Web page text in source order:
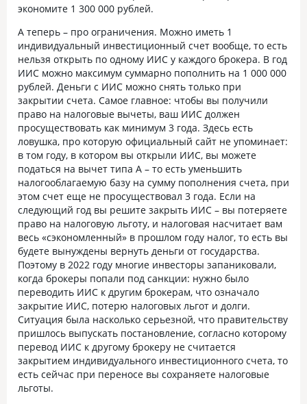
экономите 1 300 000 рублей.
А теперь – про ограничения. Можно иметь 1
индивидуальный инвестиционный счет вообще, то есть
нельзя открыть по одному ИИС у каждого брокера. В год
ИИС можно максимум суммарно пополнить на 1 000 000
рублей. Деньги с ИИС можно снять только при
закрытии счета. Самое главное: чтобы вы получили
право на налоговые вычеты, ваш ИИС должен
просуществовать как минимум 3 года. Здесь есть
ловушка, про которую официальный сайт не упоминает:
в том году, в котором вы открыли ИИС, вы можете
податься на вычет типа А – то есть уменьшить
налогооблагаемую базу на сумму пополнения счета, при
этом счет еще не просуществовал 3 года. Если на
следующий год вы решите закрыть ИИС – вы потеряете
право на налоговую льготу, и налоговая насчитает вам
весь «сэкономленный» в прошлом году налог, то есть вы
будете вынуждены вернуть деньги от государства.
Поэтому в 2022 году многие инвесторы запаниковали,
когда брокеры попали под санкции: нужно было
переводить ИИС к другим брокерам, что означало
закрытие ИИС, потерю налоговых льгот и долги.
Ситуация была насколько серьезной, что правительству
пришлось выпускать постановление, согласно которому
перевод ИИС к другому брокеру не считается
закрытием индивидуального инвестиционного счета, то
есть сейчас при переносе вы сохраняете налоговые
льготы.